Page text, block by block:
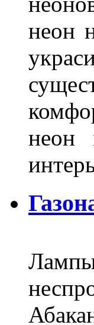
неон
неон